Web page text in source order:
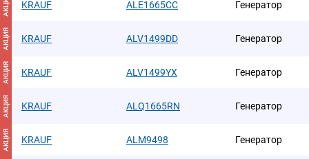
АКЦИЯ KRAUF ALE1665CC Генератор
АКЦИЯ KRAUF ALV1499DD Генератор
АКЦИЯ KRAUF ALV1499YX Генератор
АКЦИЯ KRAUF ALQ1665RN Генератор
АКЦИЯ KRAUF ALM9498 Генератор